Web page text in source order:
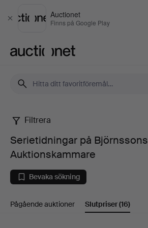
Stäng
Auctionet
Finns på Google Play
Serietidningar
på
Björnssons
Auktionskammare
Filtrera
Serietidningar på Björnssons
Auktionskammare
Bevaka sökning
Pågående auktioner Slutpriser(16)